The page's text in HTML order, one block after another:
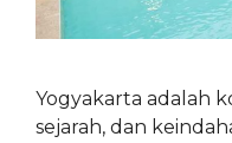
Yogyakarta adalah
sejarah, dan